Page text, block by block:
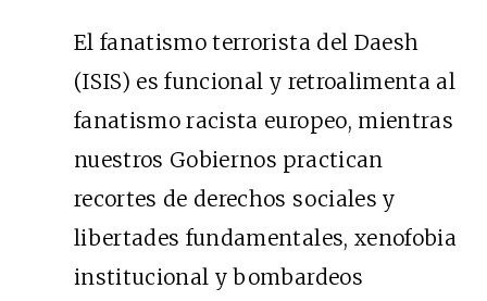
El fanatismo terrorista del Daesh
(ISIS) es funcional y retroalimenta al
fanatismo racista europeo, mientras
nuestros Gobiernos practican
recortes de derechos sociales y
libertades fundamentales, xenofobia
institucional y bombardeos